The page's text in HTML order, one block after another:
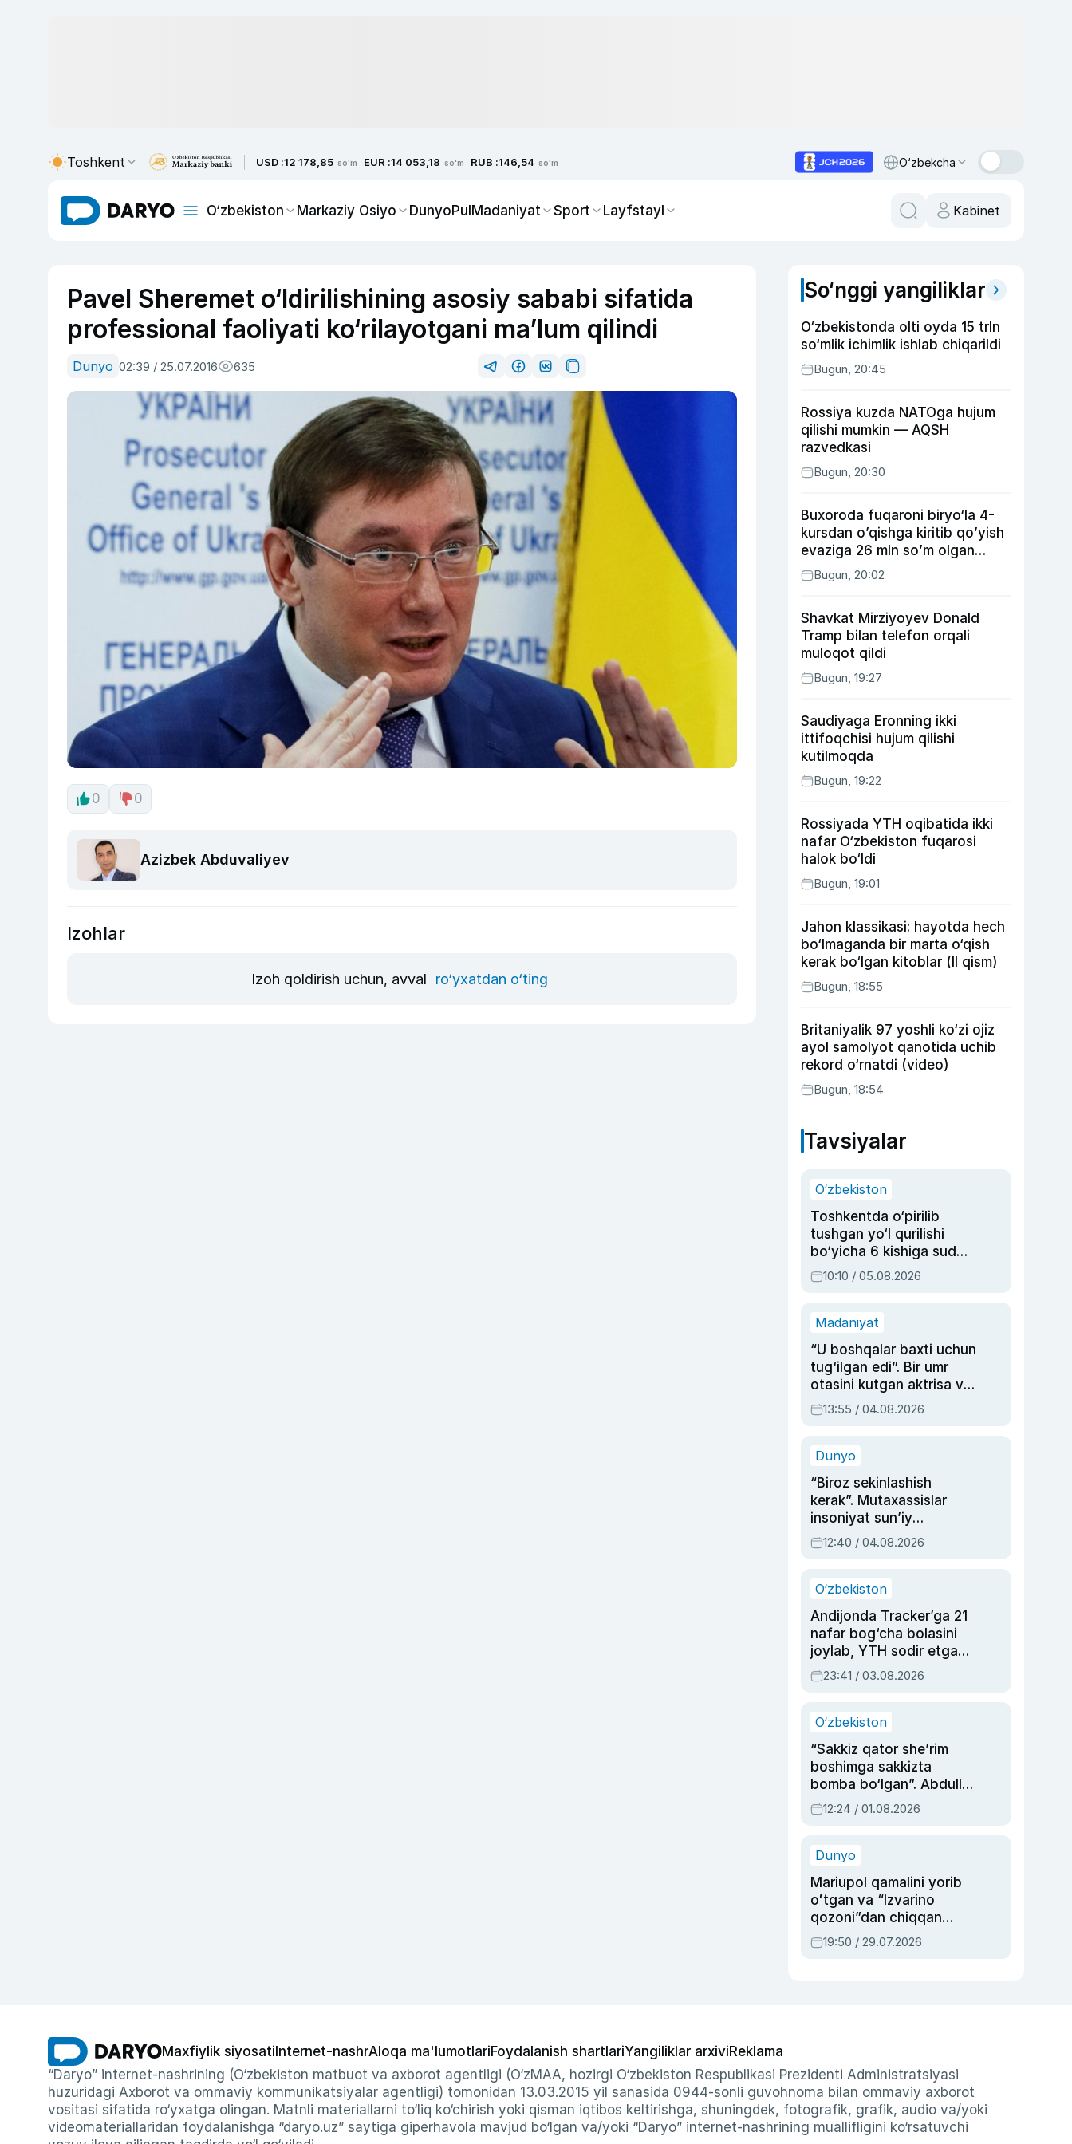
Toshkent USD :12 178,85 so'm EUR :14 053,18 so'm RUB :146,54 so'm O‘zbekcha
O‘zbekiston Markaziy Osiyo DunyoPulMadaniyat Sport Layfstayl Kabinet
Pavel Sheremet o‘ldirilishining asosiy sababi sifatida
professional faoliyati ko‘rilayotgani ma’lum qilindi
Dunyo 02:39 / 25.07.2016 635
0 0
Azizbek Abduvaliyev
Izohlar
Izoh qoldirish uchun, avval ro‘yxatdan o‘ting
So‘nggi yangiliklar
O‘zbekistonda olti oyda 15 trln
so‘mlik ichimlik ishlab chiqarildi
Bugun, 20:45
Rossiya kuzda NATOga hujum
qilishi mumkin — AQSH
razvedkasi
Bugun, 20:30
Buxoroda fuqaroni biryo‘la 4-
kursdan o’qishga kiritib qo’yish
evaziga 26 mln so’m olgan
shaxs ushlandi
Bugun, 20:02
Shavkat Mirziyoyev Donald
Tramp bilan telefon orqali
muloqot qildi
Bugun, 19:27
Saudiyaga Eronning ikki
ittifoqchisi hujum qilishi
kutilmoqda
Bugun, 19:22
Rossiyada YTH oqibatida ikki
nafar O‘zbekiston fuqarosi
halok bo‘ldi
Bugun, 19:01
Jahon klassikasi: hayotda hech
bo‘lmaganda bir marta o‘qish
kerak bo‘lgan kitoblar (II qism)
Bugun, 18:55
Britaniyalik 97 yoshli ko‘zi ojiz
ayol samolyot qanotida uchib
rekord o‘rnatdi (video)
Bugun, 18:54
Tavsiyalar
O‘zbekiston
Toshkentda o‘pirilib
tushgan yo‘l qurilishi
bo‘yicha 6 kishiga sud
hukmi o‘qildi
10:10 / 05.08.2026
Madaniyat
“U boshqalar baxti uchun
tug‘ilgan edi”. Bir umr
otasini kutgan aktrisa va
dublyaj ustasi Rimma
Ahmedovaning
13:55 / 04.08.2026
Dunyo
“Biroz sekinlashish
kerak”. Mutaxassislar
insoniyat sun’iy
intellektni boshqara
olmay qolishidan xavotir
12:40 / 04.08.2026
O‘zbekiston
Andijonda Tracker’ga 21
nafar bog‘cha bolasini
joylab, YTH sodir etgan
ayolga sud hukmi o‘qildi
23:41 / 03.08.2026
O‘zbekiston
“Sakkiz qator she’rim
boshimga sakkizta
bomba bo‘lgan”. Abdulla
Oripovni siyosiy
ayblovlardan asrab
12:24 / 01.08.2026
Dunyo
Mariupol qamalini yorib
oʻtgan va “Izvarino
qozoni”dan chiqqan
qahramon — Ukraina
armiyasi bosh
19:50 / 29.07.2026
Maxfiylik siyosati Internet-nashrAloqa ma'lumotlariFoydalanish shartlariYangiliklar arxiviReklama
“Daryo” internet-nashrining (O‘zbekiston matbuot va axborot agentligi (O‘zMAA, hozirgi O‘zbekiston Respublikasi Prezidenti Administratsiyasi
huzuridagi Axborot va ommaviy kommunikatsiyalar agentligi) tomonidan 13.03.2015 yil sanasida 0944-sonli guvohnoma bilan ommaviy axborot
vositasi sifatida ro‘yxatga olingan. Matnli materiallarni to‘liq ko‘chirish yoki qisman iqtibos keltirishga, shuningdek, fotografik, grafik, audio va/yoki
videomateriallaridan foydalanishga “daryo.uz” saytiga giperhavola mavjud bo‘lgan va/yoki “Daryo” internet-nashrining muallifligini ko‘rsatuvchi